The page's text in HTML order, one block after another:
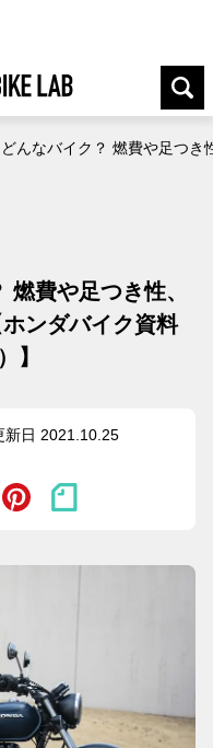
んなバイク？ 燃費や足つ
費や足つき性、
ンダバイク資料
】
新日 2021.10.25